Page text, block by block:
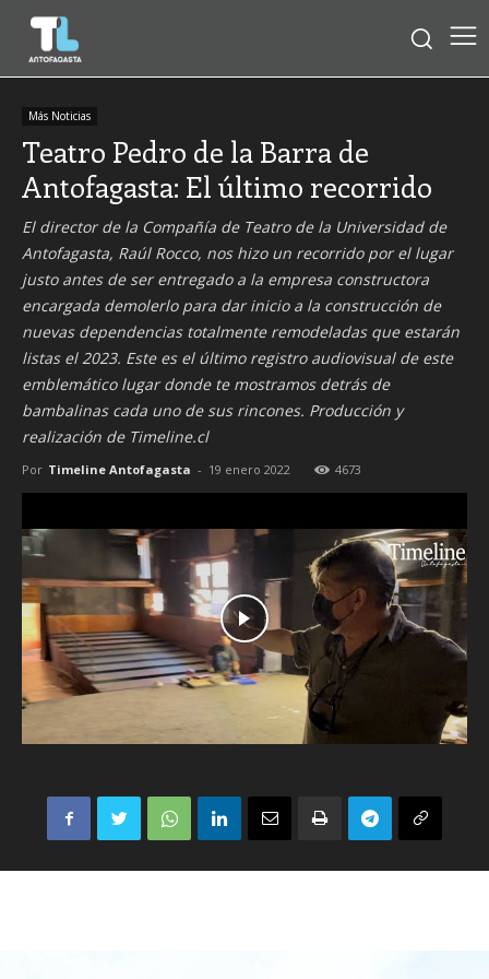
Más Noticias
Teatro Pedro de la Barra de
Antofagasta: El último recorrido
El director de la Compañía de Teatro de la Universidad de
Antofagasta, Raúl Rocco, nos hizo un recorrido por el lugar
justo antes de ser entregado a la empresa constructora
encargada demolerlo para dar inicio a la construcción de
nuevas dependencias totalmente remodeladas que estarán
listas el 2023. Este es el último registro audiovisual de este
emblemático lugar donde te mostramos detrás de
bambalinas cada uno de sus rincones. Producción y
realización de Timeline.cl
Por Timeline Antofagasta - 19 enero 2022 4673